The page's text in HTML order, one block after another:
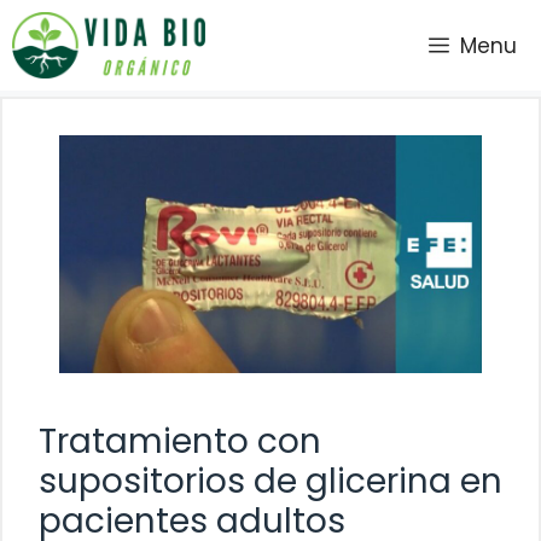
Saltar
al
contenido
Menu
Tratamiento con
supositorios de glicerina en
pacientes adultos